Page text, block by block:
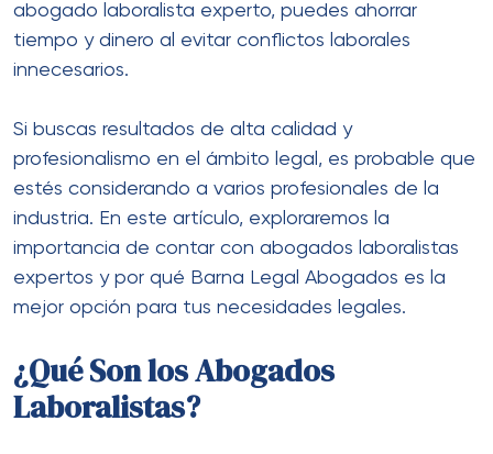
abogado laboralista experto, puedes ahorrar
tiempo y dinero al evitar conflictos laborales
innecesarios.
Si buscas resultados de alta calidad y
profesionalismo en el ámbito legal, es probable que
estés considerando a varios profesionales de la
industria. En este artículo, exploraremos la
importancia de contar con abogados laboralistas
expertos y por qué Barna Legal Abogados es la
mejor opción para tus necesidades legales.
¿Qué Son los Abogados
Laboralistas?